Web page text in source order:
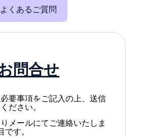
よくあるご質問
問合せ
要事項をご記入の上、送信
ださい。
メールにてご連絡いたしま
です。